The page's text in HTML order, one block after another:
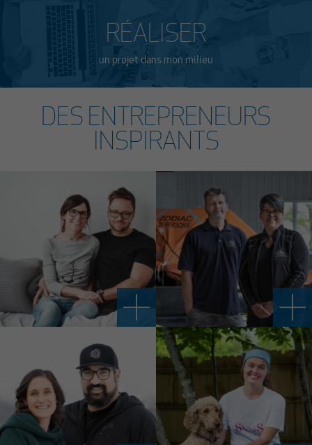
RÉALISER
un projet dans mon milieu
DES ENTREPRENEURS
INSPIRANTS